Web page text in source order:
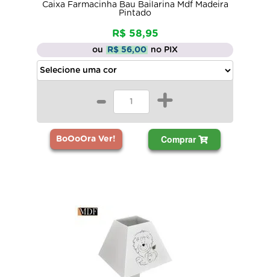
Caixa Farmacinha Bau Bailarina Mdf Madeira
Pintado
R$ 58,95
ou R$ 56,00 no PIX
- +
BoOoOra Ver! Comprar